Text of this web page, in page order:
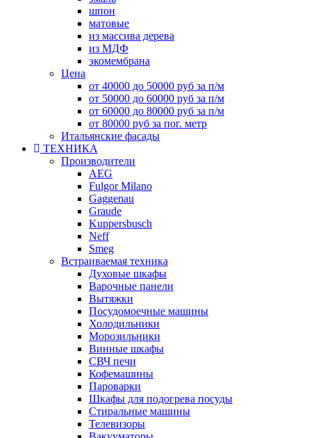
шпон
матовые
из массива дерева
из МДФ
экомембрана
Цена
от 40000 до 50000 руб за п/м
от 50000 до 60000 руб за п/м
от 60000 до 80000 руб за п/м
от 80000 руб за пог. метр
Итальянские фасады
ТЕХНИКА
Производители
AEG
Fulgor Milano
Gaggenau
Graude
Kuppersbusch
Neff
Smeg
Встраиваемая техника
Духовые шкафы
Варочные панели
Вытяжки
Посудомоечные машины
Холодильники
Морозильники
Винные шкафы
СВЧ печи
Кофемашины
Пароварки
Шкафы для подогрева посуды
Стиральные машины
Телевизоры